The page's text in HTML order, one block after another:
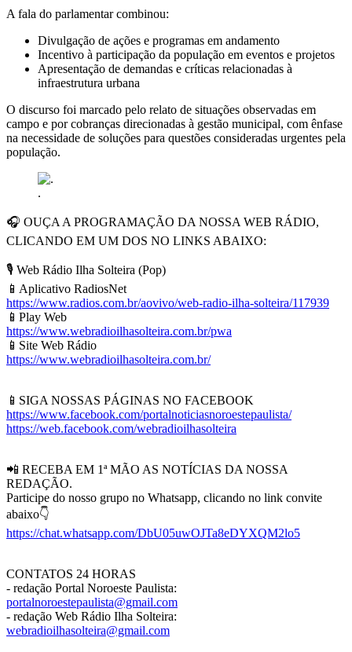
A fala do parlamentar combinou:
Divulgação de ações e programas em andamento
Incentivo à participação da população em eventos e projetos
Apresentação de demandas e críticas relacionadas à
infraestrutura urbana
O discurso foi marcado pelo relato de situações observadas em
campo e por cobranças direcionadas à gestão municipal, com ênfase
na necessidade de soluções para questões consideradas urgentes pela
população.
.
🎧 OUÇA A PROGRAMAÇÃO DA NOSSA WEB RÁDIO,
CLICANDO EM UM DOS NO LINKS ABAIXO:
🎙️ Web Rádio Ilha Solteira (Pop)
📱Aplicativo RadiosNet
https://www.radios.com.br/aovivo/web-radio-ilha-solteira/117939
📱Play Web
https://www.webradioilhasolteira.com.br/pwa
📱Site Web Rádio
https://www.webradioilhasolteira.com.br/
📱SIGA NOSSAS PÁGINAS NO FACEBOOK
https://www.facebook.com/portalnoticiasnoroestepaulista/
https://web.facebook.com/webradioilhasolteira
📲 RECEBA EM 1ª MÃO AS NOTÍCIAS DA NOSSA
REDAÇÃO.
Participe do nosso grupo no Whatsapp, clicando no link convite
abaixo👇
https://chat.whatsapp.com/DbU05uwOJTa8eDYXQM2lo5
CONTATOS 24 HORAS
- redação Portal Noroeste Paulista:
portalnoroestepaulista@gmail.com
- redação Web Rádio Ilha Solteira:
webradioilhasolteira@gmail.com